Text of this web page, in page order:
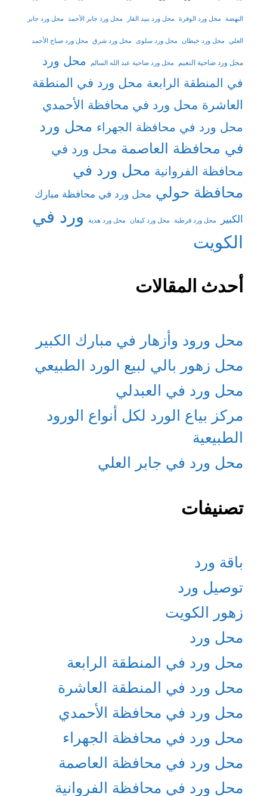
النهضة محل ورد الوفرة محل ورد بنيد القار محل ورد جابر الأحمد محل ورد جابر
العلي محل ورد خيطان محل ورد سلوى محل ورد شرق محل ورد صباح الأحمد
محل ورد ضاحية النعيم محل ورد ضاحية عبد الله السالم
محل ورد
في المنطقة الرابعة محل ورد في المنطقة
العاشرة محل ورد في محافظة الأحمدي
محل ورد في محافظة الجهراء محل ورد
في محافظة العاصمة محل ورد في
محافظة الفروانية محل ورد في
محافظة حولي محل ورد في محافظة مبارك
الكبير
محل ورد قرطبة محل ورد كيفان محل ورد هدية
ورد في
الكويت
أحدث المقالات
محل ورود وأزهار في مبارك الكبير
محل زهور بالي لبيع الورد الطبيعي
محل ورد في العبدلي
مركز بياع الورد لكل أنواع الورود
الطبيعية
محل ورد في جابر العلي
تصنيفات
باقة ورد
توصيل ورد
زهور الكويت
محل ورد
محل ورد في المنطقة الرابعة
محل ورد في المنطقة العاشرة
محل ورد في محافظة الأحمدي
محل ورد في محافظة الجهراء
محل ورد في محافظة العاصمة
محل ورد في محافظة الفروانية